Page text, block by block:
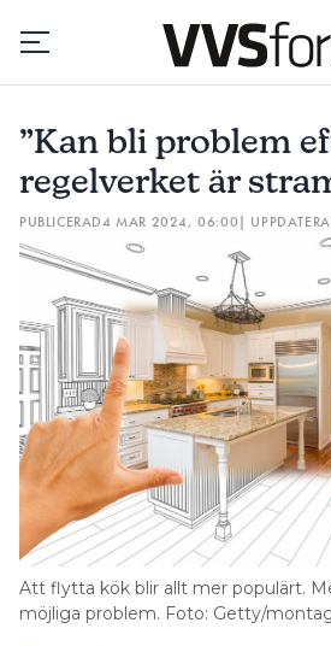
Prenumerera
Hantera
Lediga jobb
Annonsera
Läs E-tidningen
Om tidningen
Kontakt
Information om GDPR
Search for:
”Kan bli problem
regelverket är
PUBLICERAD4 MAR 2024, 06:00|
Att flytta kök blir allt mer populärt.
möjliga problem. Foto: Getty/